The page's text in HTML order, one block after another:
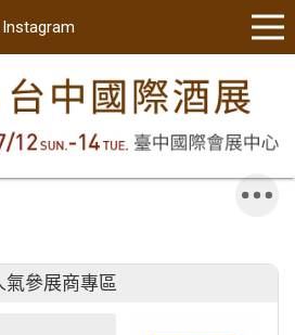
Instagram
氣參展商專區